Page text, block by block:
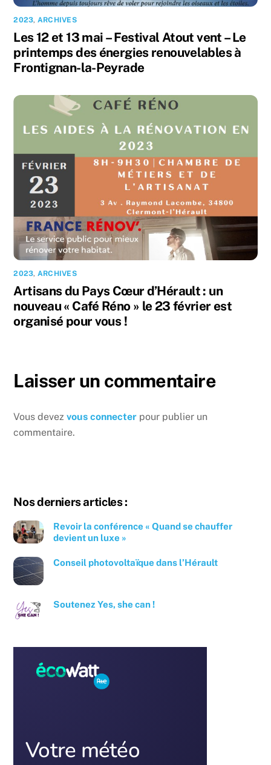
2023, ARCHIVES
Les 12 et 13 mai – Festival Atout vent – Le
printemps des énergies renouvelables à
Frontignan-la-Peyrade
2023, ARCHIVES
Artisans du Pays Cœur d’Hérault : un
nouveau « Café Réno » le 23 février est
organisé pour vous !
Laisser un commentaire
Vous devezvous connecter pour publier un
commentaire.
Nos derniers articles :
Revoir la conférence « Quand se chauffer
devient un luxe »
Conseil photovoltaïque dans l’Hérault
Soutenez Yes, she can !